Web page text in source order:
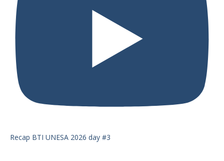
Recap BTI UNESA 2026 day #3